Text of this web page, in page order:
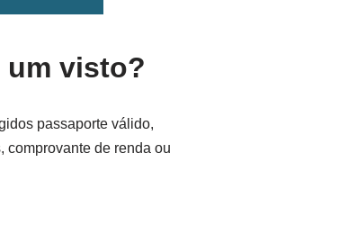
um visto?
passaporte válido,
comprovante de renda ou